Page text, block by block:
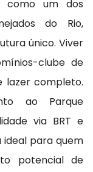
como um dos
do Rio,
único. Viver
clube de
lazer completo.
ao Parque
via BRT e
ideal para quem
potencial de